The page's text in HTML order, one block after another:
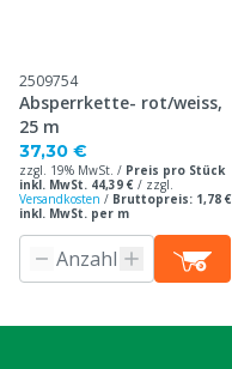
2509754
Absperrkette- rot/weiss,
25 m
37,30 €
zzgl. 19% MwSt. / Preis pro Stück
inkl. MwSt. 44,39 € / zzgl.
Versandkosten / Bruttopreis: 1,78 €
inkl. MwSt. per m